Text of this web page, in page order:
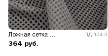
ПД-104-3
364 руб.